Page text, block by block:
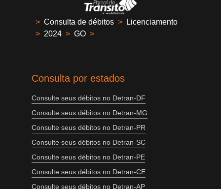
> Consulta de débitos >
Licenciamento
> 2024 > GO >
Consulta por estados
Consulte seus débitos no Detran-DF
Consulte seus débitos no Detran-MG
Consulte seus débitos no Detran-PR
Consulte seus débitos no Detran-SC
Consulte seus débitos no Detran-PE
Consulte seus débitos no Detran-CE
Consulte seus débitos no Detran-AP